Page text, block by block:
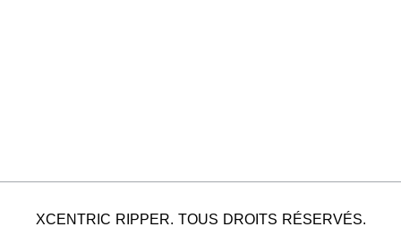
XCENTRIC RIPPER. TOUS DROITS RÉSERVÉS.